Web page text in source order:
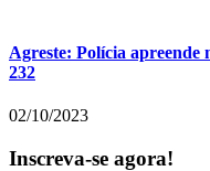
Agreste: Polícia apreende
232
02/10/2023
Inscreva-se agora!